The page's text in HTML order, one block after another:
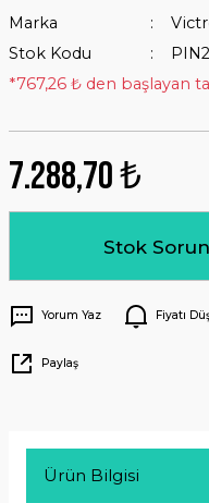
Marka
Stok Kodu
*767,26 ₺ den başlayan
7.288,70 ₺
Stok
Yorum Yaz Fiyatı
Paylaş
Ürün Bilgisi